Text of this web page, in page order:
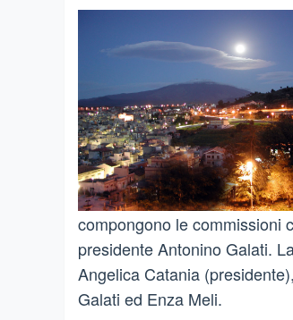
compongono le commissioni
presidente Antonino Galati.
Angelica Catania
Galati ed Enza Meli.